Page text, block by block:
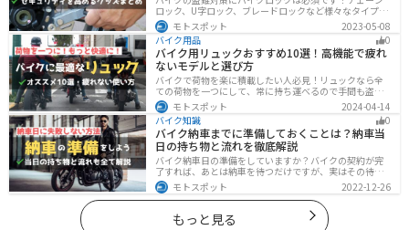
っ越したけど忙しくて住所変更もナンバー変更もしてい
ない・・・今回はこのような疑問・お悩みにお
ロック、U字ロック、ブレードロックなど様々なタイプが
あるので自分の用途に合った使いやすいものを選びまし
ょう。この記事ではバイクロックの種類と特徴、それぞ
れ最強の商品を紹介します。
モトスポット
2023-05-08
バイク用品
0
バイク用リュックおすすめ10選！高機能で疲れ
ないモデルと選び方
バイクで荷物を楽に積載したい人必見！リュックなら全
ての荷物を一つにして、常に持ち運べるので手間も盗ま
れる心配もありません。腰や肩の負担を軽減して通勤通
学・ツーリングを快適にできるオススメリュックを紹介
します。
モトスポット
2024-04-14
バイク知識
0
バイク納車までに準備しておくことは？納車当
日の持ち物と流れを徹底解説
バイク納車日の準備をしていますか？バイクの契約が完
了すれば、あとは納車を待つだけですが、実はその待っ
ている間に準備しておくことはたくさんあります。納車
当日に慌てずに済むよう、しっかり確認して準備してお
きましょう。
モトスポット 2022-12-26
もっと見る